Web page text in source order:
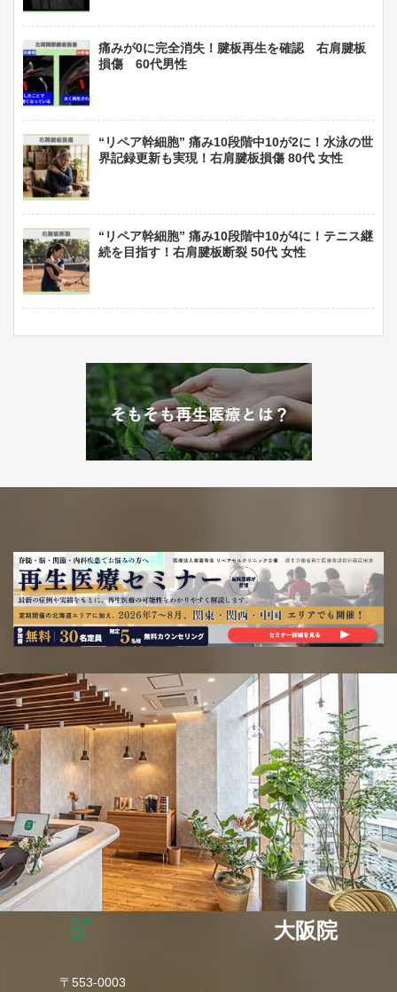
痛みが0に完全消失！腱板再生を確認 右肩腱板
損傷 60代男性
“リペア幹細胞” 痛み10段階中10が2に！水泳の世
界記録更新も実現！右肩腱板損傷 80代 女性
“リペア幹細胞” 痛み10段階中10が4に！テニス継
続を目指す！右肩腱板断裂 50代 女性
大阪院
〒553-0003